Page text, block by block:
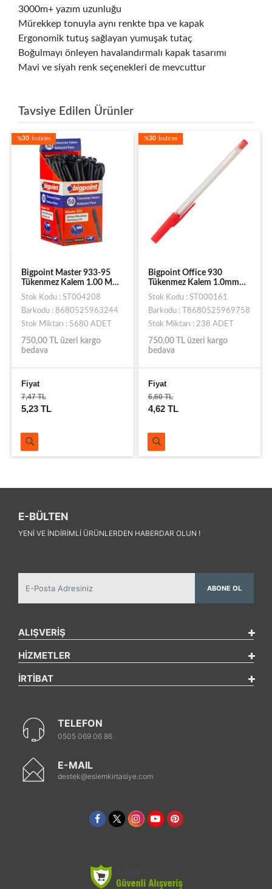
3000m+ yazım uzunluğu
Mürekkep tonuyla aynı renkte tıpa ve kapak
Ergonomik tutuş sağlayan yumuşak tutaç
Boğulmayı önleyen havalandırmalı kapak tasarımı
Mavi ve siyah renk seçenekleri de mevcuttur
Tavsiye Edilen Ürünler
%30 İndirim
Bigpoint Master 933-95
Tükenmez Kalem 1.00 Mm
Siyah 50 li
Stok Kodu : ST004208
Barkodu : 8680525963244
Stok Miktarı : 5680 ADET
750,00 TL üzeri kargo
bedava
Fiyat
7,47 TL
5,23 TL
%30 İndirim
Bigpoint Office 930
Tükenmez Kalem 1.0mm
Kırmızı
Stok Kodu : ST000161
Barkodu : T8680525969758
Stok Miktarı : 238 ADET
750,00 TL üzeri kargo
bedava
Fiyat
6,60 TL
4,62 TL
E-BÜLTEN
YENI VE INDIRIMLI ÜRÜNLERDEN HABERDAR OLUN !
ABONE OL
ALIŞVERİŞ
HİZMETLER
İRTİBAT
TELEFON
0505 069 06 86
E-MAIL
destek@eslemkirtasiye.com